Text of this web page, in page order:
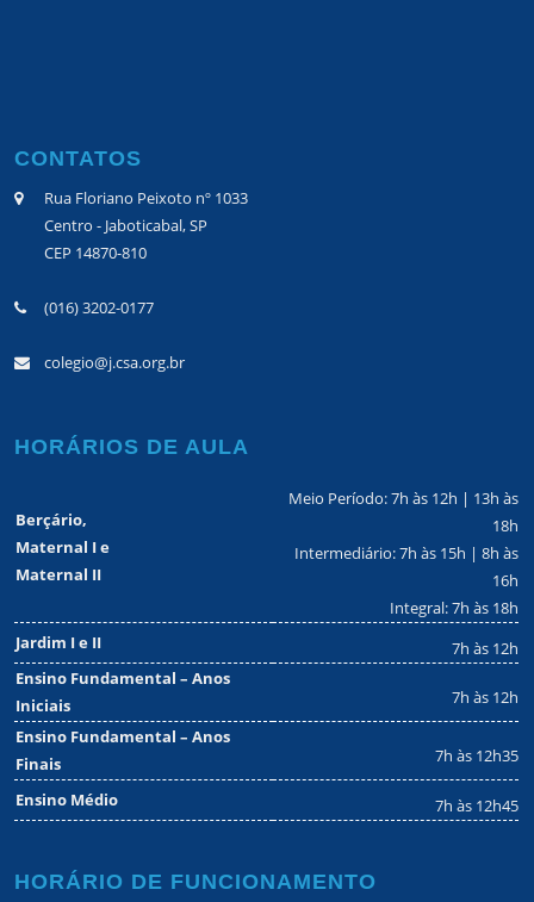
CONTATOS
Rua Floriano Peixoto nº 1033
Centro - Jaboticabal, SP
CEP 14870-810
(016) 3202-0177
colegio@j.csa.org.br
HORÁRIOS DE AULA
Berçário,
Maternal I e
Maternal II
Meio Período: 7h às 12h | 13h às
18h
Intermediário: 7h às 15h | 8h às
16h
Integral: 7h às 18h
Jardim I e II
7h às 12h
Ensino Fundamental – Anos
Iniciais
7h às 12h
Ensino Fundamental – Anos
Finais
7h às 12h35
Ensino Médio 7h às 12h45
HORÁRIO DE FUNCIONAMENTO